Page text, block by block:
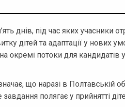
днів, під час яких учасники
дітей та адаптації у нових
окремі потоки для кандидатів
що наразі в Полтавській
полягає у прийнятті